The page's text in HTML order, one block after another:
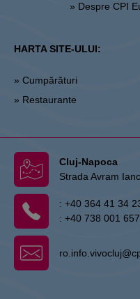
» Despre CPI
HARTA SITE-ULUI:
» Cumpărături
» Restaurante
Cluj-Napoca
Strada Avram
: +40 364 41 34
: +40 738 001 657